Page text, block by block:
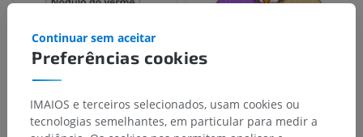
Preferências cookies
Continuar sem aceitar
IMAIOS e terceiros selecionados, usam cookies ou
tecnologias semelhantes, em particular para medir a